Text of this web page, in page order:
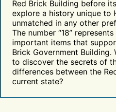
Red Brick Building before
explore a history unique to
unmatched in any other
The number “18”
important items that
Brick Government
to discover the secrets of
differences between the
current state?